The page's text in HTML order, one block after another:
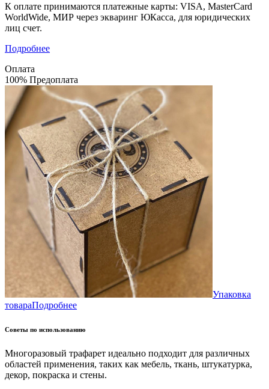
К оплате принимаются платежные карты: VISA, MasterCard
WorldWide, МИР через экваринг ЮКасса, для юридических
лиц счет.
Подробнее
Оплата
100% Предоплата
Упаковка
товараПодробнее
Советы по использованию
Многоразовый трафарет идеально подходит для различных
областей применения, таких как мебель, ткань, штукатурка,
декор, покраска и стены.